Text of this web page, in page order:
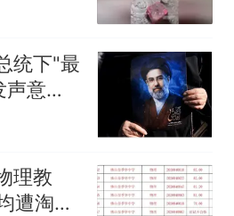
那个在床头放菜刀的女孩，
统下"最
意味
理教
遭淘